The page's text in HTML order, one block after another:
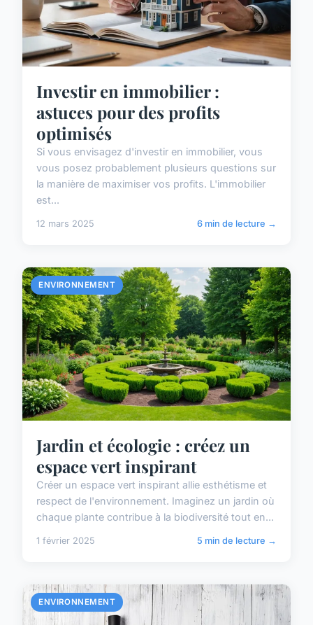
Investir en immobilier :
astuces pour des profits
optimisés
Si vous envisagez d'investir en immobilier, vous
vous posez probablement plusieurs questions sur
la manière de maximiser vos profits. L'immobilier
est...
12 mars 2025 6 min de lecture →
ENVIRONNEMENT
Jardin et écologie : créez un
espace vert inspirant
Créer un espace vert inspirant allie esthétisme et
respect de l'environnement. Imaginez un jardin où
chaque plante contribue à la biodiversité tout en...
1 février 2025 5 min de lecture →
ENVIRONNEMENT